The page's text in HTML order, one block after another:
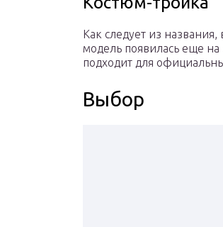
Как следует из
модель появилась еще
подходит для
Выбор